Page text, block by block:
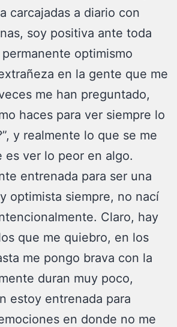
carcajadas a diario con
soy positiva ante toda
optimismo
en la gente que me
me han preguntado,
haces para ver siempre lo
y realmente lo que se me
es ver lo peor en algo.
entrenada para ser una
optimista siempre, no nací
Claro, hay
que me quiebro, en los
me pongo brava con la
duran muy poco,
estoy entrenada para
en donde no me